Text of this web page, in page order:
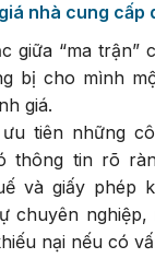
nhà cung cấp
giữa “ma trận”
bị cho mình
giá.
tiên những
thông tin rõ
và giấy phép
chuyên
nại nếu có